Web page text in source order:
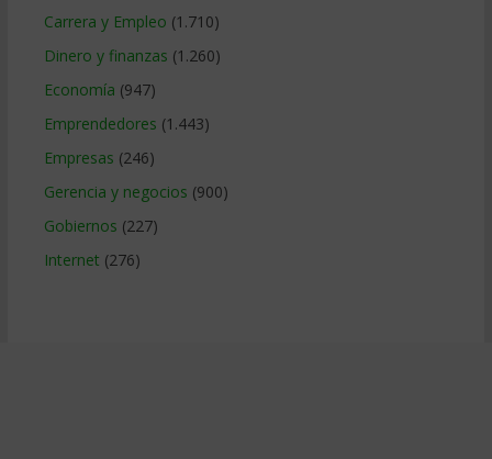
Carrera y Empleo (1.710)
Dinero y finanzas (1.260)
Economía (947)
Emprendedores (1.443)
Empresas (246)
Gerencia y negocios (900)
Gobiernos (227)
Internet (276)